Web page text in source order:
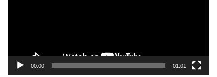
00:00 01:01